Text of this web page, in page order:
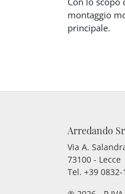
montaggio
principale.
Arredando
Via A.
73100 - Lecce
Tel. +39